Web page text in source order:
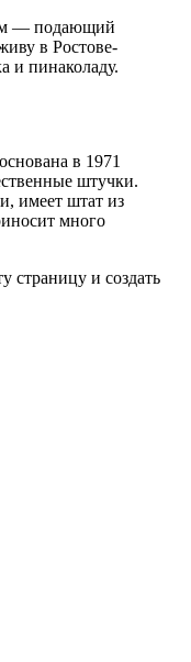
— подающий
в Ростове-
и пинаколаду.
в 1971
штучки.
имеет штат из
много
страницу и создать